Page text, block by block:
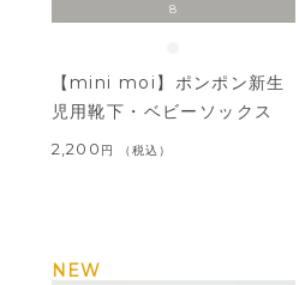
8
【mini moi】ポンポン新生
児用靴下・ベビーソックス
2,200 税込
NEW